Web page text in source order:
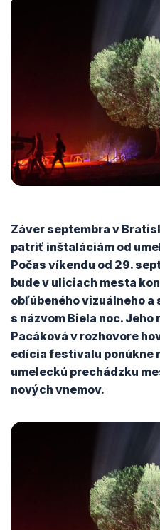
Záver septembra v
patriť inštaláciám od
Počas víkendu od 29.
bude v uliciach mesta
obľúbeného vizuálneho
s názvom Biela noc.
Pacáková v rozhovore
edícia festivalu ponúkne
umeleckú prechádzku
nových vnemov.